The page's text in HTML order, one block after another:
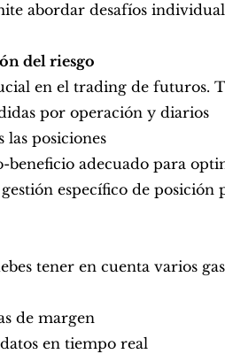
abordar desafíos
del riesgo
en el trading de futuros.
por operación y diarios
las posiciones
beneficio adecuado para
específico de posición
tener en cuenta varios
de margen
en tiempo real